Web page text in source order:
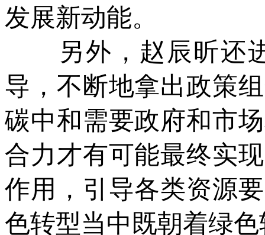
发展新动能。
另外，赵辰昕还进
导，不断地拿出政策
碳中和需要政府和市
合力才有可能最终实
作用，引导各类资源
色转型当中既朝着绿